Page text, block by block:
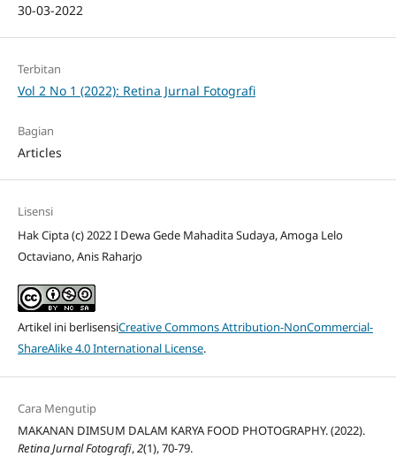
30-03-2022
Terbitan
Vol 2 No 1 (2022): Retina Jurnal Fotografi
Bagian
Articles
Lisensi
Hak Cipta (c) 2022 I Dewa Gede Mahadita Sudaya, Amoga Lelo
Octaviano, Anis Raharjo
Artikel ini berlisensiCreative Commons Attribution-NonCommercial-
ShareAlike 4.0 International License.
Cara Mengutip
MAKANAN DIMSUM DALAM KARYA FOOD PHOTOGRAPHY. (2022).
Retina Jurnal Fotografi,2(1), 70-79.